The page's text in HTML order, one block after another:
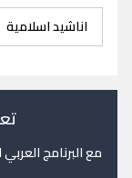
اناشيد اسلامية
مع البرنامج العربي